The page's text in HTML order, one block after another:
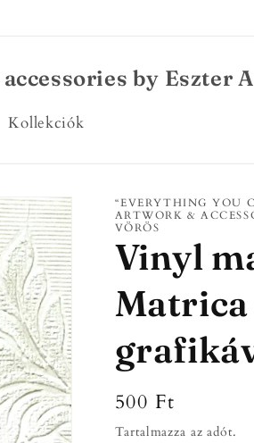
by Eszter
Kollekciók
“EVERYTHING YOU
ARTWORK &
VÖRÖS
Vinyl
Matrica
Normál
ár
500 Ft
Tartalmazza az adót.